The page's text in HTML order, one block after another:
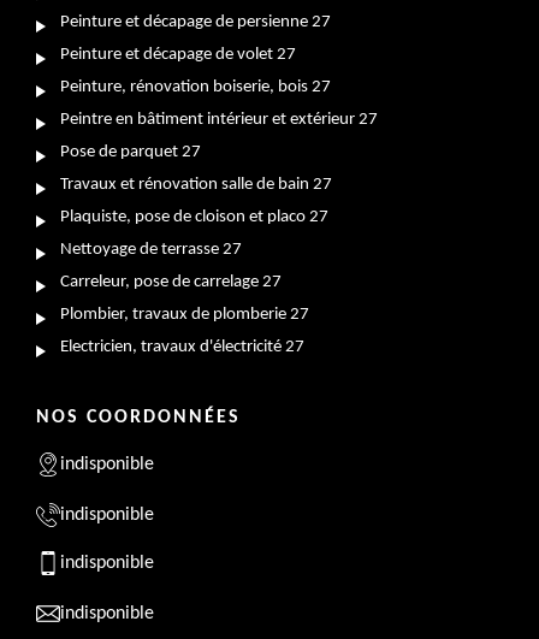
Peinture et décapage de persienne 27
Peinture et décapage de volet 27
Peinture, rénovation boiserie, bois 27
Peintre en bâtiment intérieur et extérieur 27
Pose de parquet 27
Travaux et rénovation salle de bain 27
Plaquiste, pose de cloison et placo 27
Nettoyage de terrasse 27
Carreleur, pose de carrelage 27
Plombier, travaux de plomberie 27
Electricien, travaux d'électricité 27
NOS COORDONNÉES
indisponible
indisponible
indisponible
indisponible